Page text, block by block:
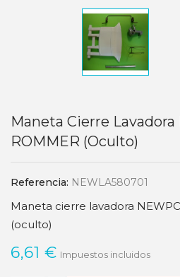
Maneta Cierre Lavadora
ROMMER (oculto)
Referencia: NEWLA580701
Maneta cierre lavadora
(oculto)
6,61 € Impuestos incluidos